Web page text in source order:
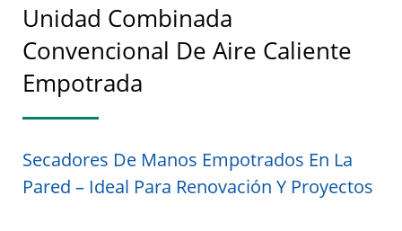
Unidad Combinada
Convencional De Aire Caliente
Empotrada
Secadores De Manos Empotrados En La
Pared – Ideal Para Renovación Y Proyectos